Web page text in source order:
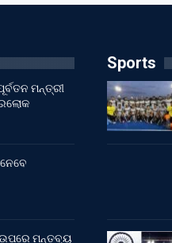
ମନ୍ତ୍ରୀ
ମନ୍ତବ୍ୟ
Sports